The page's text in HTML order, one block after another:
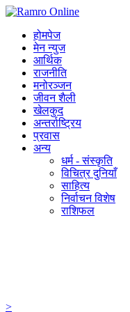
होमपेज
मेन न्युज
आर्थिक
राजनीति
मनोरञ्जन
जीवन शैली
खेलकुद
अन्तर्राष्ट्रिय
प्रवास
अन्य
धर्म - संस्कृति
विचित्र दुनियाँ
साहित्य
निर्वाचन विशेष
राशिफल
>